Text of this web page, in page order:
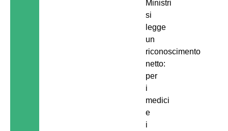
Ministri
si
legge
un
riconoscimento
netto:
per
i
medici
e
i